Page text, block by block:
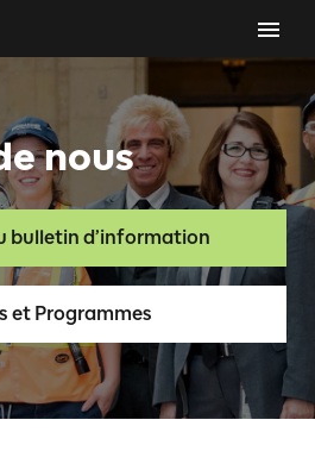
nous
bulletin d’information
et Programmes